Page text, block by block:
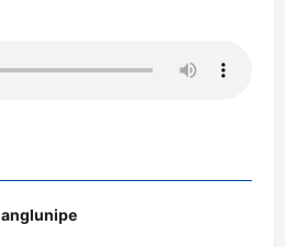
anglunipe